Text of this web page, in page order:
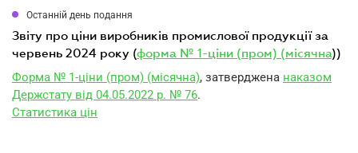
Останній день подання
звіту про ціни виробників промислової продукції за
червень 2024 року (форма № 1-ціни (пром) (місячна))
Форма № 1-ціни (пром) (місячна), затверджена наказом
Держстату від 04.05.2022 р. № 76.
Статистика цін